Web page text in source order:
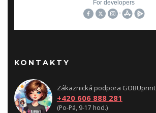
KONTAKTY
Zákaznická podpora GOBUprint
+420 606 888 281
(Po-Pá, 9-17 hod.)